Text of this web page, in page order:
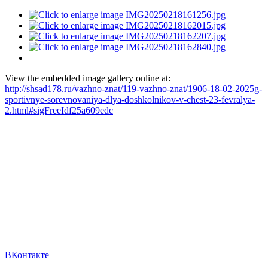
View the embedded image gallery online at:
http://shsad178.ru/vazhno-znat/119-vazhno-znat/1906-18-02-2025g-
sportivnye-sorevnovaniya-dlya-doshkolnikov-v-chest-23-fevralya-
2.html#sigFreeIdf25a609edc
ВКонтакте